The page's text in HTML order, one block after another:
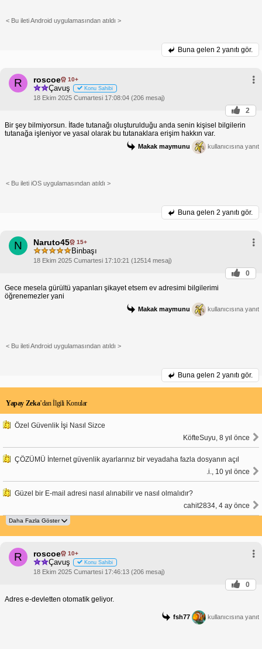
< Bu ileti Android uygulamasından atıldı >
Buna gelen 2 yanıtı gör.
R roscoe 10+
Çavuş Konu Sahibi
18 Ekim 2025 Cumartesi 17:08:04 (206 mesaj)
2
Bir şey bilmiyorsun. İfade tutanağı oluşturulduğu anda senin kişisel bilgilerin
tutanağa işleniyor ve yasal olarak bu tutanaklara erişim hakkın var.
Makak maymunu kullanıcısına yanıt
< Bu ileti iOS uygulamasından atıldı >
Buna gelen 2 yanıtı gör.
N Naruto45 15+
Binbaşı
18 Ekim 2025 Cumartesi 17:10:21 (12514 mesaj)
0
Gece mesela gürültü yapanları şikayet etsem ev adresimi bilgilerimi
öğrenemezler yani
Makak maymunu kullanıcısına yanıt
< Bu ileti Android uygulamasından atıldı >
Buna gelen 2 yanıtı gör.
Yapay Zeka’dan İlgili Konular
Özel Güvenlik İşi Nasıl Sizce
KöfteSuyu, 8 yıl önce
ÇÖZÜMÜ İnternet güvenlik ayarlarınız bir veyadaha fazla dosyanın açıl
.i., 10 yıl önce
Güzel bir E-mail adresi nasıl alınabilir ve nasıl olmalıdır?
cahit2834, 4 ay önce
R roscoe 10+
Çavuş Konu Sahibi
18 Ekim 2025 Cumartesi 17:46:13 (206 mesaj)
0
Adres e-devletten otomatik geliyor.
fsh77 kullanıcısına yanıt